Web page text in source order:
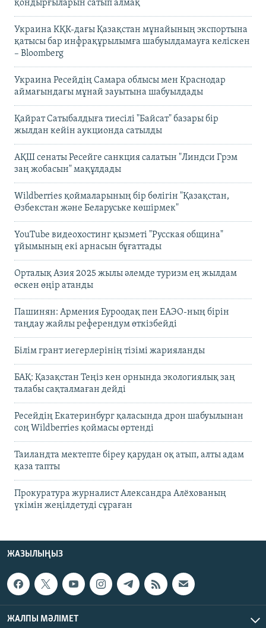
қондырғыларын сатып алмақ
Украина КҚК-дағы Қазақстан мұнайының экспортына
қатысы бар инфрақұрылымға шабуылдамауға келіскен
– Bloomberg
Украина Ресейдің Самара облысы мен Краснодар
аймағындағы мұнай зауытына шабуылдады
Қайрат Сатыбалдыға тиесілі "Байсат" базары бір
жылдан кейін аукционда сатылды
АҚШ сенаты Ресейге санкция салатын "Линдси Грэм
заң жобасын" мақұлдады
Wildberries қоймаларының бір бөлігін "Қазақстан,
Өзбекстан және Беларуське көшірмек"
YouTube видеохостинг қызметі "Русская община"
ұйымының екі арнасын бұғаттады
Орталық Азия 2025 жылы әлемде туризм ең жылдам
өскен өңір атанды
Пашинян: Армения Еуроодақ пен ЕАЭО-ның бірін
таңдау жайлы референдум өткізбейді
Білім грант иегерлерінің тізімі жарияланды
БАҚ: Қазақстан Теңіз кен орнында экологиялық заң
талабы сақталмаған дейді
Ресейдің Екатеринбург қаласында дрон шабуылынан
соң Wildberries қоймасы өртенді
Таиландта мектепте біреу қарудан оқ атып, алты адам
қаза тапты
Прокуратура журналист Александра Алёхованың
үкімін жеңілдетуді сұраған
ЖАЗЫЛЫҢЫЗ
ЖАЛПЫ МӘЛІМЕТ